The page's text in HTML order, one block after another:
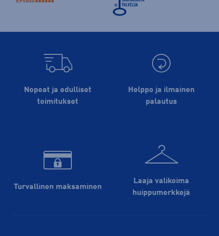
Nopeat ja edulliset
toimitukset
Helppo ja ilmainen
palautus
Turvallinen maksaminen
Laaja valikoima
huippu­merkkejä